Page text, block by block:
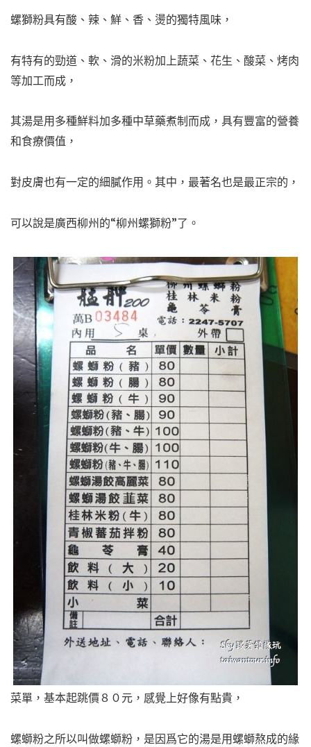
螺獅粉具有酸、辣、鮮、香、燙的獨特風味，
有特有的勁道、軟、滑的米粉加上蔬菜、花生、酸菜、烤肉
等加工而成，
其湯是用多種鮮料加多種中草藥煮制而成，具有豐富的營養
和食療價值，
對皮膚也有一定的細膩作用。其中，最著名也是最正宗的，
可以說是廣西柳州的“柳州螺獅粉”了。
菜單，基本起跳價８０元，感覺上好像有點貴，
螺螄粉之所以叫做螺螄粉，是因爲它的湯是用螺螄熬成的緣